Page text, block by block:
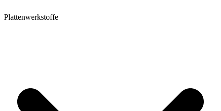
Plattenwerkstoffe